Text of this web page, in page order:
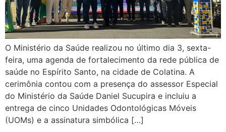
O Ministério da Saúde realizou no último dia 3, sexta-
feira, uma agenda de fortalecimento da rede pública de
saúde no Espírito Santo, na cidade de Colatina. A
cerimônia contou com a presença do assessor Especial
do Ministério da Saúde Daniel Sucupira e incluiu a
entrega de cinco Unidades Odontológicas Móveis
(UOMs) e a assinatura simbólica […]